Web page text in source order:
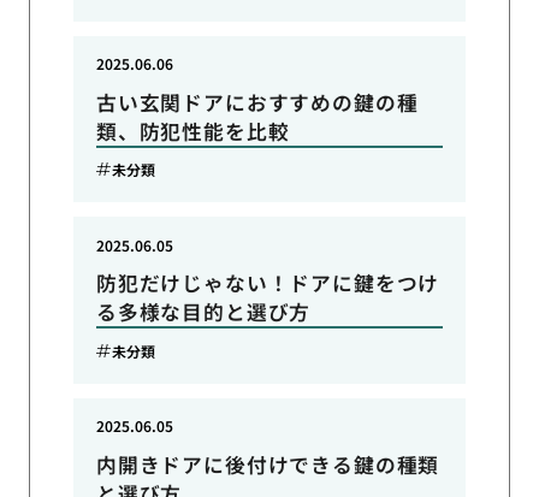
古い玄関ドアにおすすめの鍵の種
類、防犯性能を比較
2025.06.06
未分類
防犯だけじゃない！ドアに鍵をつけ
る多様な目的と選び方
2025.06.05
未分類
内開きドアに後付けできる鍵の種類
2025.06.05